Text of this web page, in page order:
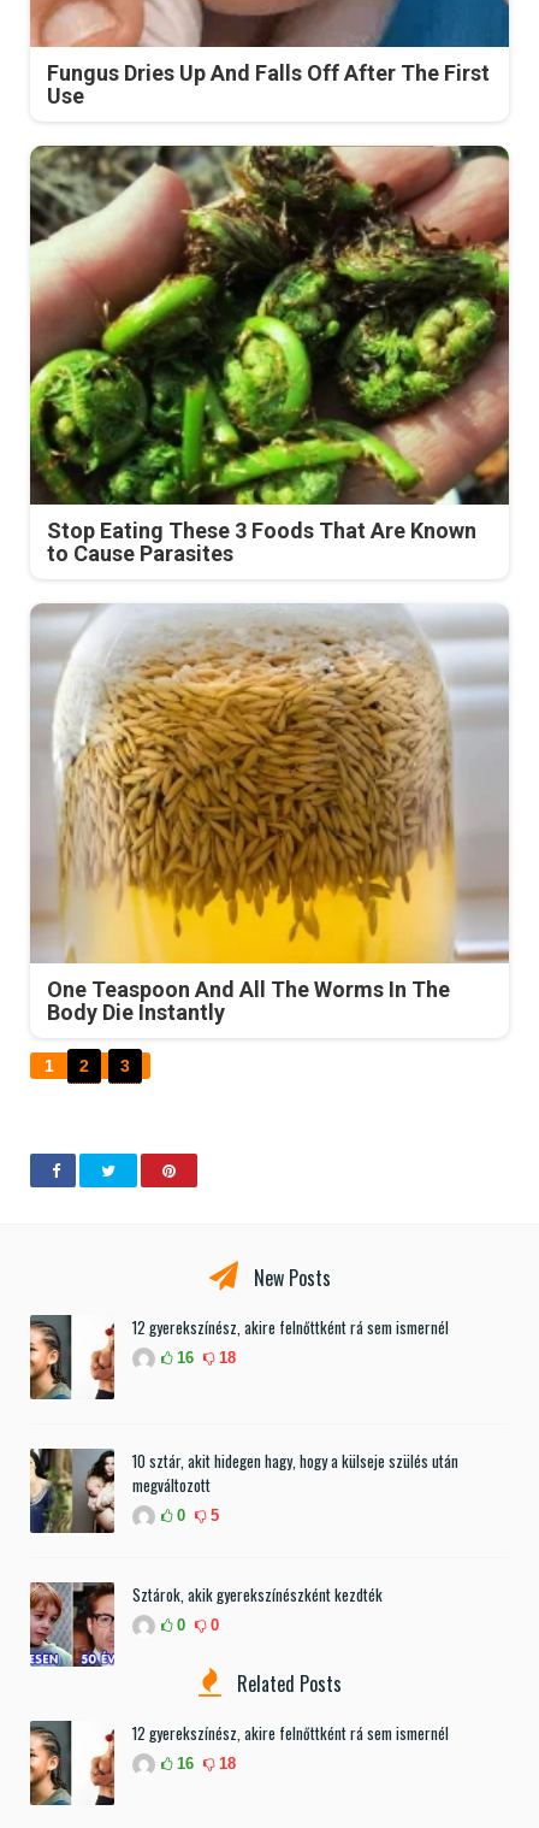
Fungus Dries Up And Falls Off After The First
Use
Stop Eating These 3 Foods That Are Known
to Cause Parasites
One Teaspoon And All The Worms In The
Body Die Instantly
1 2 3
New Posts
12 gyerekszínész, akire felnőttként rá sem ismernél
16 18
10 sztár, akit hidegen hagy, hogy a külseje szülés után
megváltozott
0 5
Sztárok, akik gyerekszínészként kezdték
0 0
Related Posts
12 gyerekszínész, akire felnőttként rá sem ismernél
16 18